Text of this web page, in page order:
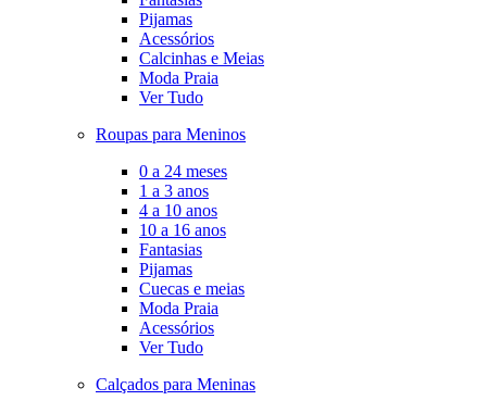
Pijamas
Acessórios
Calcinhas e Meias
Moda Praia
Ver Tudo
Roupas para Meninos
0 a 24 meses
1 a 3 anos
4 a 10 anos
10 a 16 anos
Fantasias
Pijamas
Cuecas e meias
Moda Praia
Acessórios
Ver Tudo
Calçados para Meninas